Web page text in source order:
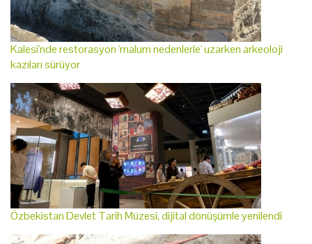
Kalesi'nde restorasyon 'malum nedenlerle' uzarken arkeoloji
kazıları sürüyor
Özbekistan Devlet Tarih Müzesi, dijital dönüşümle yenilendi